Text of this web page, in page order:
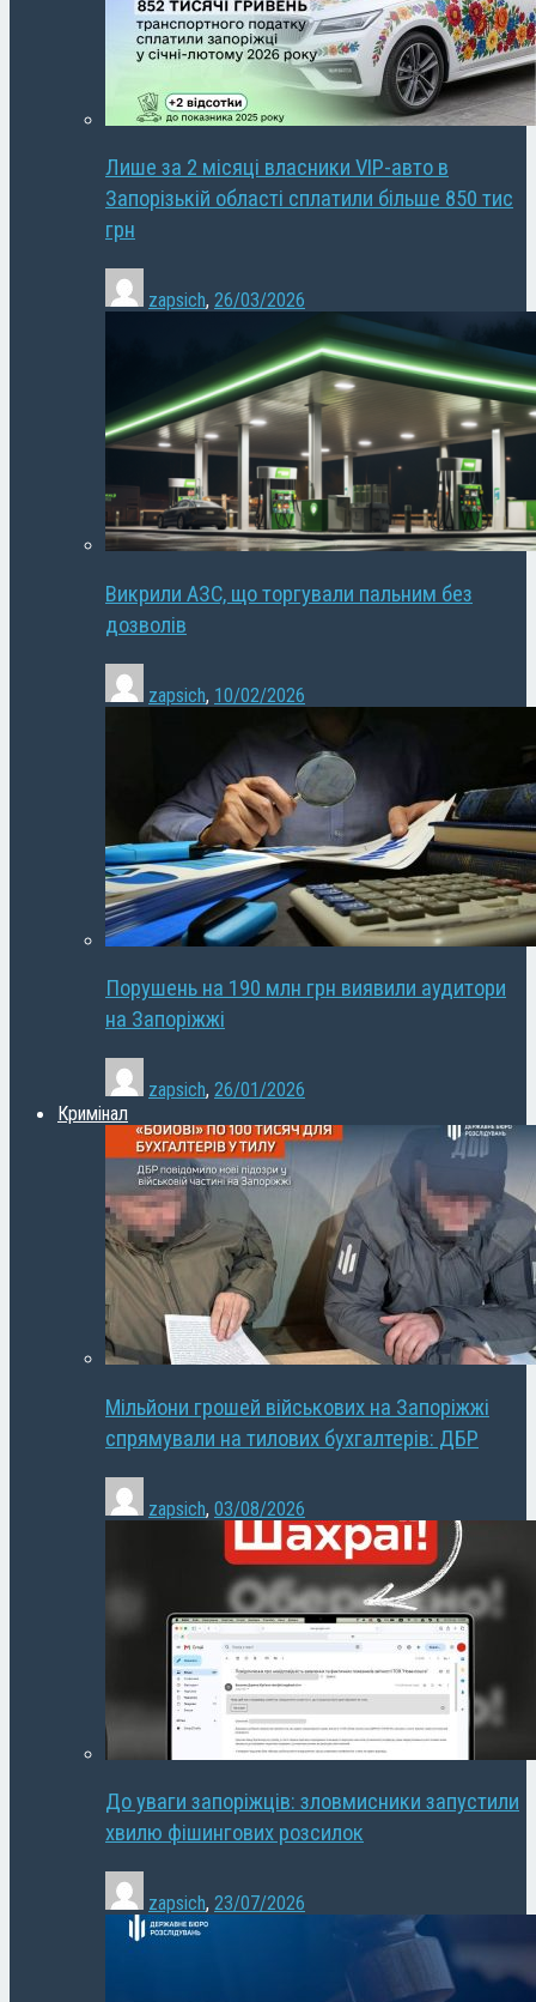
Лише за 2 місяці власники VIP-авто в
Запорізькій області сплатили більше 850 тис
грн
zapsich, 26/03/2026
Викрили АЗС, що торгували пальним без
дозволів
zapsich, 10/02/2026
Порушень на 190 млн грн виявили аудитори
на Запоріжжі
zapsich, 26/01/2026
Кримінал
Мільйони грошей військових на Запоріжжі
спрямували на тилових бухгалтерів: ДБР
zapsich, 03/08/2026
До уваги запоріжців: зловмисники запустили
хвилю фішингових розсилок
zapsich, 23/07/2026